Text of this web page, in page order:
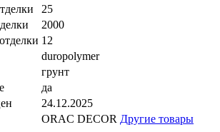
25
2000
12
duropolymer
грунт
да
24.12.2025
ORAC DECOR Другие товары